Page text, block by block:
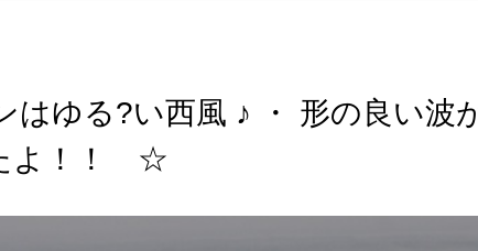
ゆる?い西風 ♪ ・ 形の良い波
よ！！ ☆